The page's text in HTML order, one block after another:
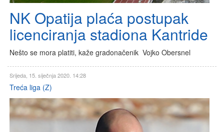
NK Opatija plaća postupak
licenciranja stadiona Kantride
Nešto se mora platiti, kaže gradonačenik Vojko Obersnel
Srijeda, 15. siječnja 2020. 14:28
Treća liga (Z)